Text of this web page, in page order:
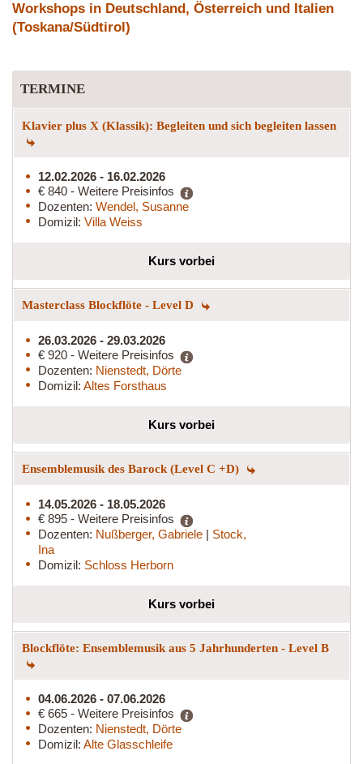
Workshops in Deutschland, Österreich und Italien
(Toskana/Südtirol)
TERMINE
Klavier plus X (Klassik): Begleiten und sich begleiten lassen
12.02.2026 - 16.02.2026
€ 840 - Weitere Preisinfos
Dozenten: Wendel, Susanne
Domizil: Villa Weiss
Kurs vorbei
Masterclass Blockflöte - Level D
26.03.2026 - 29.03.2026
€ 920 - Weitere Preisinfos
Dozenten: Nienstedt, Dörte
Domizil: Altes Forsthaus
Kurs vorbei
Ensemblemusik des Barock (Level C +D)
14.05.2026 - 18.05.2026
€ 895 - Weitere Preisinfos
Dozenten: Nußberger, Gabriele | Stock,
Ina
Domizil: Schloss Herborn
Kurs vorbei
Blockflöte: Ensemblemusik aus 5 Jahrhunderten - Level B
04.06.2026 - 07.06.2026
€ 665 - Weitere Preisinfos
Dozenten: Nienstedt, Dörte
Domizil: Alte Glasschleife